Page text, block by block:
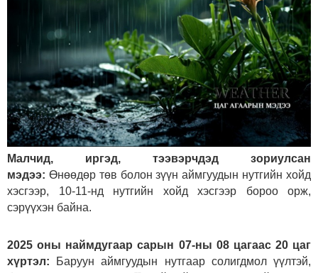
Малчид, иргэд, тээвэрчдэд зориулсан
мэдээ: Өнөөдөр төв болон зүүн аймгуудын нутгийн хойд
хэсгээр, 10-11-нд нутгийн хойд хэсгээр бороо орж,
сэрүүхэн байна.
2025 оны наймдугаар сарын 07-ны 08 цагаас 20 цаг
хүртэл: Баруун аймгуудын нутгаар солигдмол үүлтэй,